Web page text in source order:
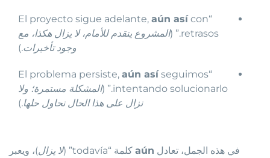
aún asícon
retrasos.” (
المشروع يتقدم للأمام، لا يزال هكذا، مع
وجود تأخيرات.)
aún asíseguimos
intentando solucionarlo.” (
المشكلة مستمرة؛ ولا
نزال على هذا الحال نحاول حلها.)
في هذه الجمل، تعادل aúnكلمة “todavía” ( لا يزال )، ويعبر